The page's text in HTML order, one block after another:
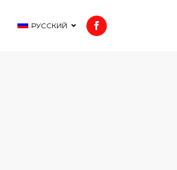
РУССКИЙ